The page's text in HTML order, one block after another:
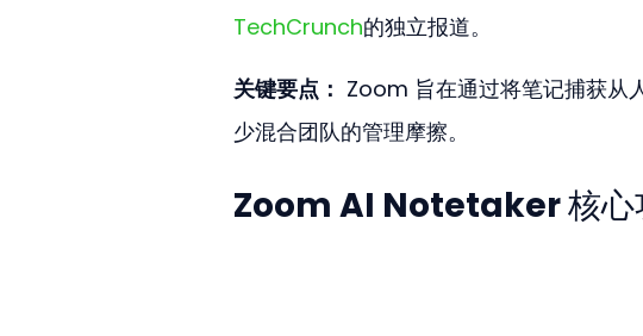
TechCrunch的独立报道。
关键要点： Zoom 旨在通过将笔记捕获从
少混合团队的管理摩擦。
Zoom AI Notetaker 核心